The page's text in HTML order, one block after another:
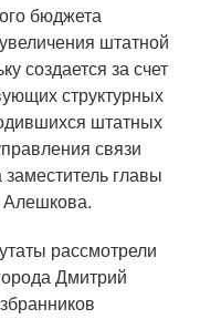
бюджета
штатной
создается за счет
структурных
штатных
связи
главы
Алешкова.
рассмотрели
Дмитрий